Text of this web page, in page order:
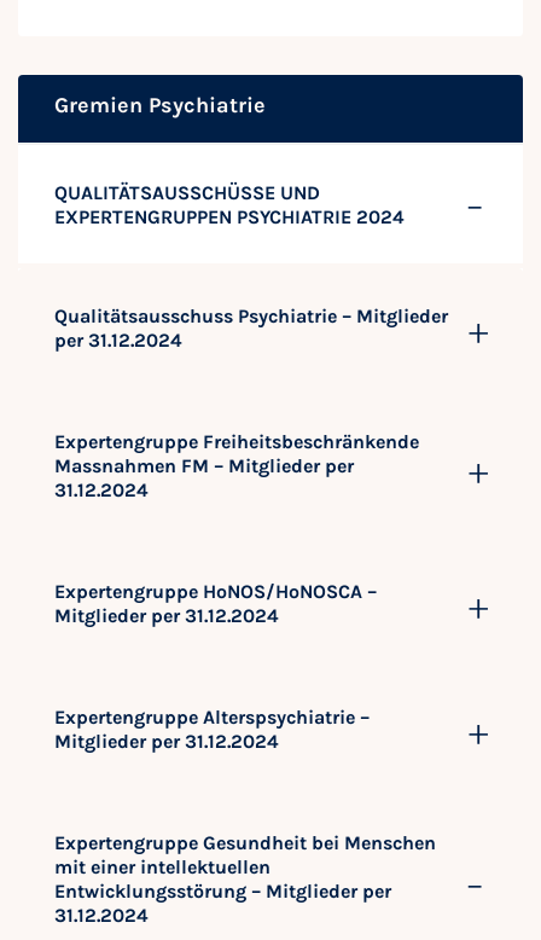
Gremien Psychiatrie
QUALITÄTSAUSSCHÜSSE UND
EXPERTENGRUPPEN PSYCHIATRIE 2024
Qualitätsausschuss Psychiatrie – Mitglieder
per 31.12.2024
Expertengruppe Freiheitsbeschränkende
Massnahmen FM – Mitglieder per
31.12.2024
Expertengruppe HoNOS/HoNOSCA –
Mitglieder per 31.12.2024
Expertengruppe Alterspsychiatrie –
Mitglieder per 31.12.2024
Expertengruppe Gesundheit bei Menschen
mit einer intellektuellen
Entwicklungsstörung – Mitglieder per
31.12.2024